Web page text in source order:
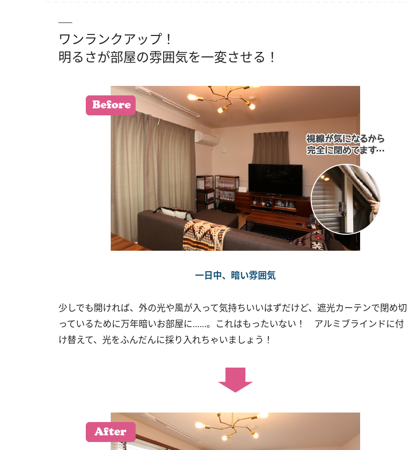
ワンランクアップ！
明るさが部屋の雰囲気を一変させる！
一日中、暗い雰囲気
少しでも開ければ、外の光や風が入って気持ちいいはずだけど、遮光カーテンで閉め切
っているために万年暗いお部屋に……。これはもったいない！ アルミブラインドに付
け替えて、光をふんだんに採り入れちゃいましょう！